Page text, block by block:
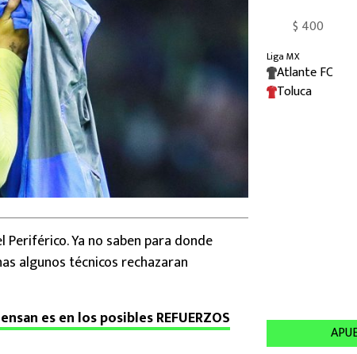
Ya no saben para donde
algunos técnicos rechazaran
es en los posibles REFUERZOS